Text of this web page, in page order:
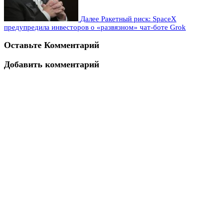
Далее Ракетный риск: SpaceX
предупредила инвесторов о «развязном» чат-боте Grok
Оставьте Комментарий
Добавить комментарий